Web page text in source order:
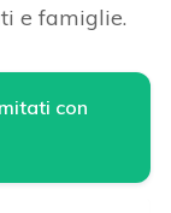
e famiglie.
con